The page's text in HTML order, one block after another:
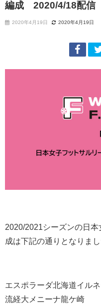
編成 2020/4/18配信
2020年4月19日 2020年4月19日
2020/2021シーズンの日
成は下記の通りとなりま
エスポラーダ北海道イル
流経大メニーナ龍ケ崎